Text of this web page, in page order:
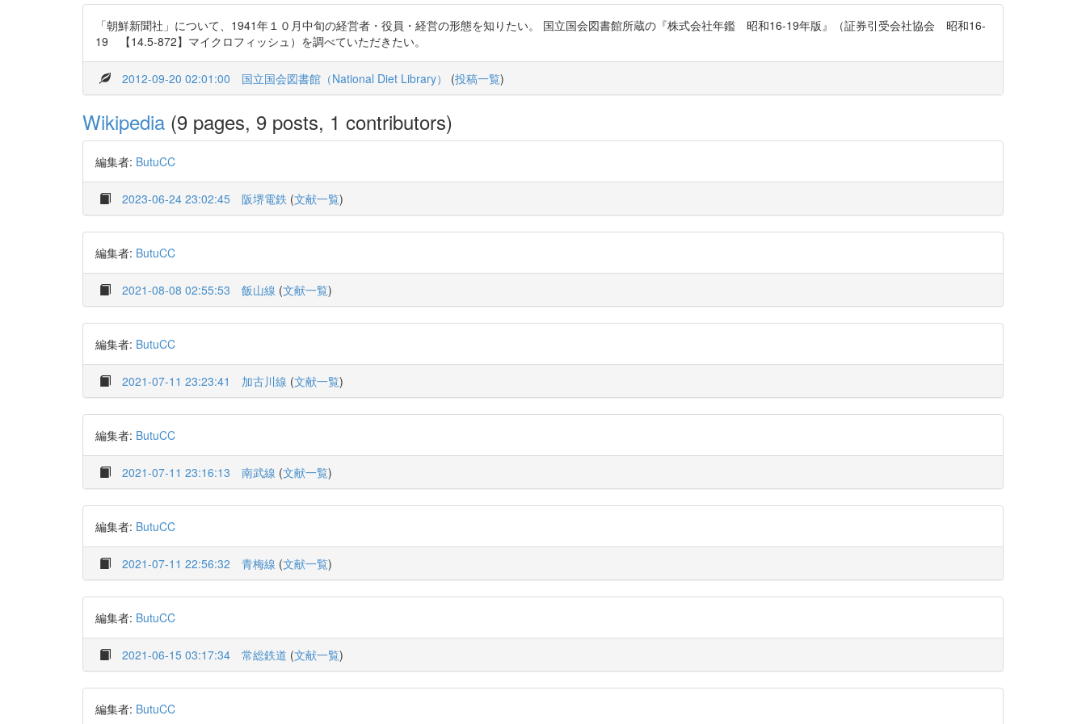
「朝鮮新聞社」について、1941年１０月中旬の経営者・役員・経営の形態を知りたい。 国立国会図書館所蔵の『株式会社年鑑 昭和16-19年版』（証券引受会社協会 昭和16-
19 【14.5-872】マイクロフィッシュ）を調べていただきたい。
2012-09-20 02:01:00 国立国会図書館（National Diet Library） (投稿一覧)
Wikipedia (9 pages, 9 posts, 1 contributors)
編集者: ButuCC
2023-06-24 23:02:45 阪堺電鉄 (文献一覧)
編集者: ButuCC
2021-08-08 02:55:53 飯山線 (文献一覧)
編集者: ButuCC
2021-07-11 23:23:41 加古川線 (文献一覧)
編集者: ButuCC
2021-07-11 23:16:13 南武線 (文献一覧)
編集者: ButuCC
2021-07-11 22:56:32 青梅線 (文献一覧)
編集者: ButuCC
2021-06-15 03:17:34 常総鉄道 (文献一覧)
編集者: ButuCC